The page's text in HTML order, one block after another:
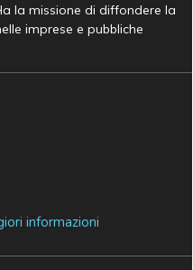
la missione di diffondere la
imprese e pubbliche
informazioni